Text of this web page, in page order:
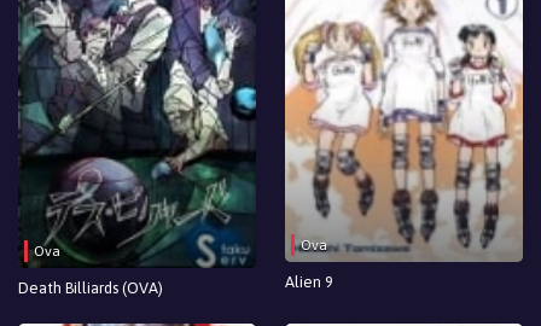
Ova
Death Billiards (OVA)
Ova
Alien 9